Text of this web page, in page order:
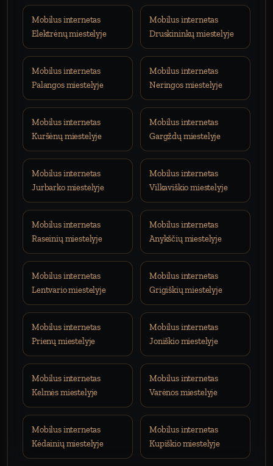
Mobilus internetas
Elektrėnų miestelyje
Mobilus internetas
Druskininkų miestelyje
Mobilus internetas
Palangos miestelyje
Mobilus internetas
Neringos miestelyje
Mobilus internetas
Kuršėnų miestelyje
Mobilus internetas
Gargždų miestelyje
Mobilus internetas
Jurbarko miestelyje
Mobilus internetas
Vilkaviškio miestelyje
Mobilus internetas
Raseinių miestelyje
Mobilus internetas
Anykščių miestelyje
Mobilus internetas
Lentvario miestelyje
Mobilus internetas
Grigiškių miestelyje
Mobilus internetas
Prienų miestelyje
Mobilus internetas
Joniškio miestelyje
Mobilus internetas
Kelmės miestelyje
Mobilus internetas
Varėnos miestelyje
Mobilus internetas
Kėdainių miestelyje
Mobilus internetas
Kupiškio miestelyje